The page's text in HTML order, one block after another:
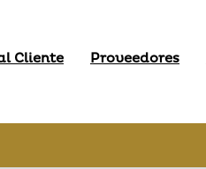
Cliente Proveedores